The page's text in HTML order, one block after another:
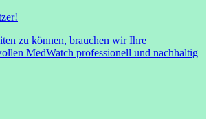
zu können, brauchen wir Ihre
MedWatch professionell und nachhaltig